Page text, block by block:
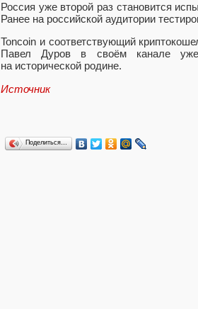
Россия уже второй раз становится
Ранее на российской аудитории
Toncoin и соответствующий
Павел Дуров в своём канале уже
на исторической родине.
Источник
Поделиться…